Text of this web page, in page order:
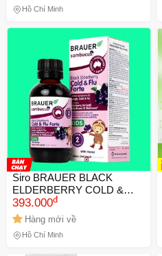
Hồ Chí Minh
Siro BRAUER BLACK
ELDERBERRY COLD &
FLU FORTE 100ML - Giảm
triệu chứng cảm cúm và cảm
lạnh, tăng cường hệ miễn
dịch tự nhiên.
393.000đ
Hàng mới về
Hồ Chí Minh